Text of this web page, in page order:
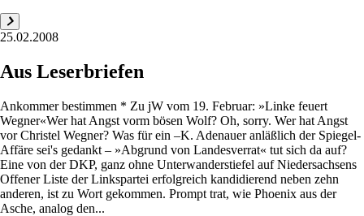
25.02.2008
Aus Leserbriefen
Ankommer bestimmen * Zu jW vom 19. Februar: »Linke feuert
Wegner«Wer hat Angst vorm bösen Wolf? Oh, sorry. Wer hat Angst
vor Christel Wegner? Was für ein –K. Adenauer anläßlich der Spiegel-
Affäre sei's gedankt – »Abgrund von Landesverrat« tut sich da auf?
Eine von der DKP, ganz ohne Unterwanderstiefel auf Niedersachsens
Offener Liste der Linkspartei erfolgreich kandidierend neben zehn
anderen, ist zu Wort gekommen. Prompt trat, wie Phoenix aus der
Asche, analog den...